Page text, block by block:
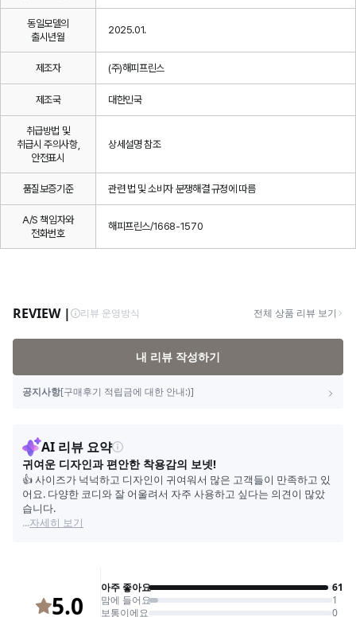
동일모델의
출시년월
2025.01.
제조자 (주)해피프린스
제조국 대한민국
취급방법 및
취급시 주의사항,
안전표시
상세설명 참조
품질보증기준 관련 법 및 소비자 분쟁해결 규정에 따름
A/S 책임자와
전화번호
해피프린스/1668-1570